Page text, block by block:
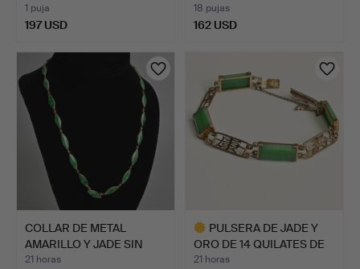
1 puja
197 USD
18 pujas
162 USD
COLLAR DE METAL
AMARILLO Y JADE SIN
MARCAR…
21 horas
PULSERA DE JADE Y
ORO DE 14 QUILATES DE
LE…
21 horas